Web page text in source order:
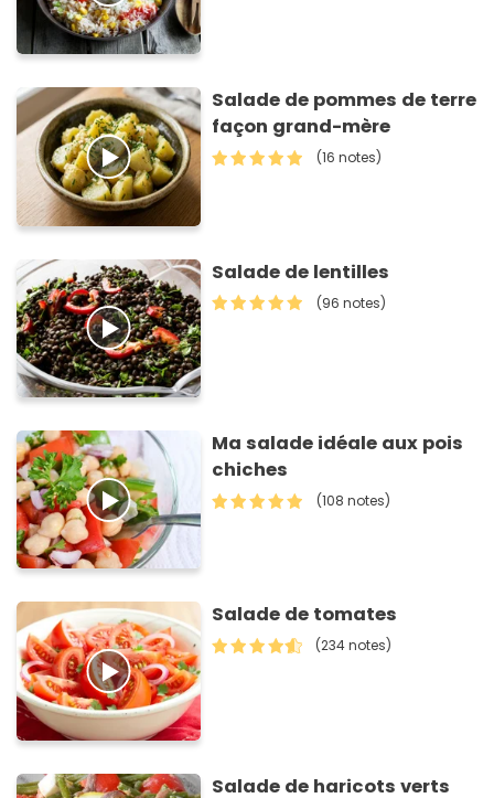
Salade de pommes de terre
façon grand-mère
(16 notes)
Salade de lentilles
(96 notes)
Ma salade idéale aux pois
chiches
(108 notes)
Salade de tomates
(234 notes)
Salade de haricots verts